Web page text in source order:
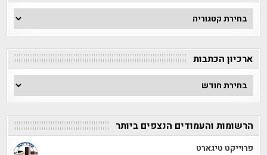
חפש
לפי
ארכיון הכתבות
ארכיון
הכתבות
הרשומות והעמודים הנצפים ביותר
פרוייקט טיגארט